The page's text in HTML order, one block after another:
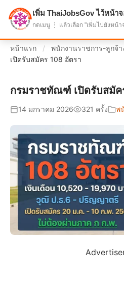
แบ่งปันโอกาส เพื่ออนาคตที่ก้า
หน้าแรก / พนักงานราชการ-ลูกจ้า
เปิดรับสมัคร 108 อัตรา
กรมราชทัณฑ์ เปิดรับสมัค
14 มกราคม 2026 321 ครั้ง พ
เพิ่ม ThaiJobsGov ไว้หน้า
กดเมนู ⋮ แล้วเลือก "เพิ่มไปยังหน้า